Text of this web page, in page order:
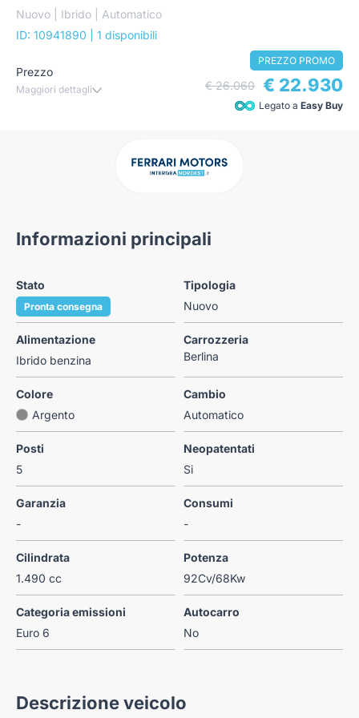
Nuovo | Ibrido | Automatico
ID: 10941890
| 1 disponibili
Prezzo
Maggiori dettagli
PREZZO PROMO
€ 26.060 € 22.930
Legato a Easy Buy
Informazioni principali
Stato
Pronta consegna
Tipologia
Nuovo
Alimentazione
Ibrido benzina
Carrozzeria
Berlina
Colore
Argento
Cambio
Automatico
Posti
5
Neopatentati
Si
Garanzia
-
Consumi
-
Cilindrata
1.490 cc
Potenza
92Cv/68Kw
Categoria emissioni
Euro 6
Autocarro
No
Descrizione veicolo